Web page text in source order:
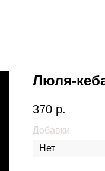
Люля-
370 р.
Добавки